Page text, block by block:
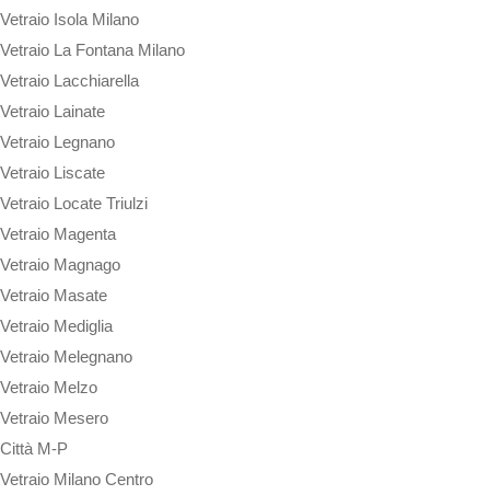
Vetraio Isola Milano
Vetraio La Fontana Milano
Vetraio Lacchiarella
Vetraio Lainate
Vetraio Legnano
Vetraio Liscate
Vetraio Locate Triulzi
Vetraio Magenta
Vetraio Magnago
Vetraio Masate
Vetraio Mediglia
Vetraio Melegnano
Vetraio Melzo
Vetraio Mesero
Città M-P
Vetraio Milano Centro